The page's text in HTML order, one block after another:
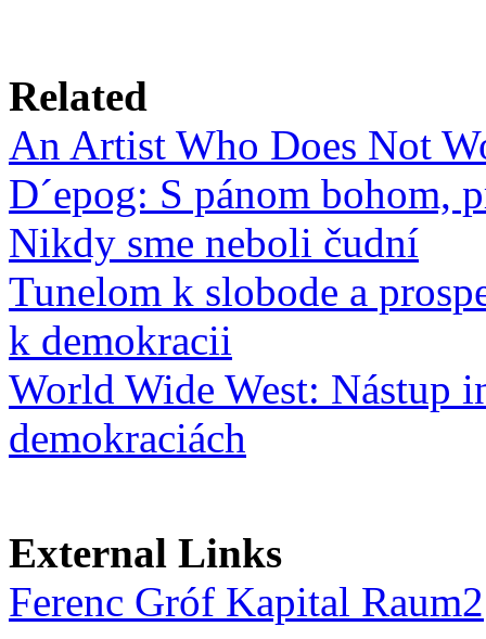
Related
An Artist Who Does Not
D´epog: S pánom bohom,
Nikdy sme neboli čudní
Tunelom k slobode a
k demokracii
World Wide West: Nástup
demokraciách
External Links
Ferenc Gróf Kapital Raum2